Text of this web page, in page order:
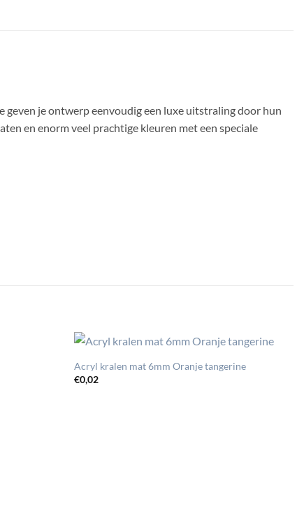
geven je ontwerp eenvoudig een luxe uitstraling door hun
en enorm veel prachtige kleuren met een speciale
Acryl kralen mat 6mm Oranje tangerine
€0,02